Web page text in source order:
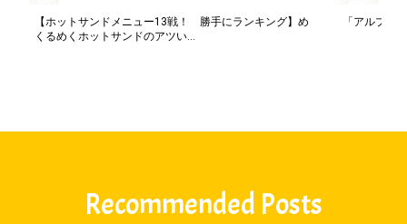
【ホットサンドメニュー13戦！ 勝手にランキング】め
くるめくホットサンドのアツい...
「アルプス
Recommended Posts